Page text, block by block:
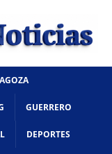
GUERRERO
DEPORTES